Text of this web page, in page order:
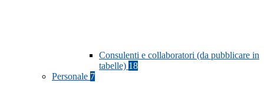
Consulenti e collaboratori (da pubblicare in
tabelle) 18
Personale 7